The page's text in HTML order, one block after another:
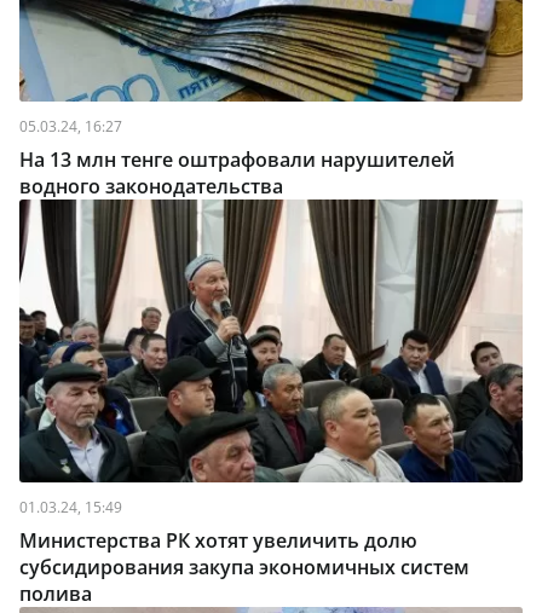
05.03.24, 16:27
На 13 млн тенге оштрафовали нарушителей
водного законодательства
01.03.24, 15:49
Министерства РК хотят увеличить долю
субсидирования закупа экономичных систем
полива